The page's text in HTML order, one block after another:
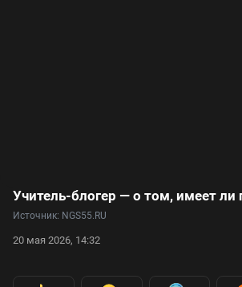
Источник: NGS55.RU
20 мая 2026, 14:32